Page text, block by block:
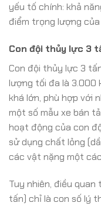
yếu tố chính: khả
điểm trọng lượng
Con đội thủy lực 3
Con đội thủy lực 3
lượng tối đa là 3.000
khá lớn, phù hợp với
một số mẫu xe bán
hoạt động của con
sử dụng chất lỏng
các vật nặng một
Tuy nhiên, điều
tấn) chỉ là con số lý